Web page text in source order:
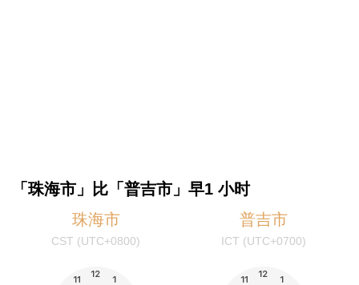
「珠海市」比「普吉市」早1 小时
珠海市
CST (UTC+0800)
普吉市
ICT (UTC+0700)